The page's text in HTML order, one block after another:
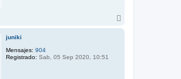
juniki
Mensajes: 904
Registrado: Sab, 05 Sep 2020, 10:51